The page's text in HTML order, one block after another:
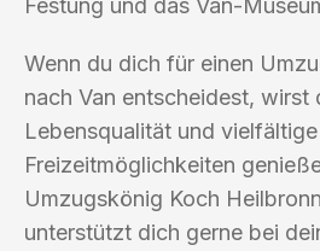
Festung und das Van-
Wenn du dich für einen
nach Van entscheidest, wirst
Lebensqualität und vielfältige
Freizeitmöglichkeiten
Umzugskönig Koch
unterstützt dich gerne bei